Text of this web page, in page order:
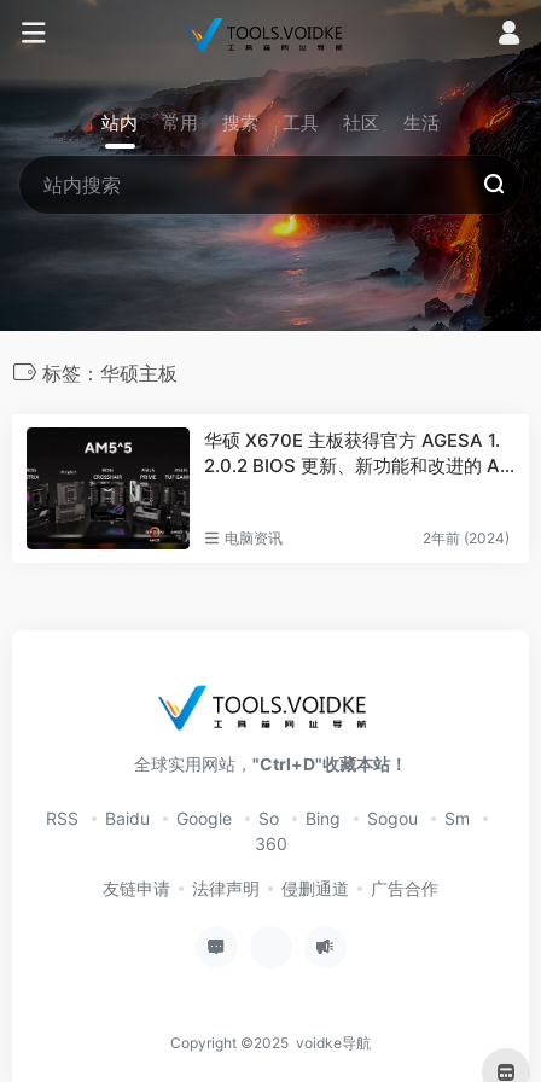
站内 常用 搜索 工具 社区 生活
标签：华硕主板
华硕 X670E 主板获得官方 AGESA 1.
2.0.2 BIOS 更新、新功能和改进的 A
电脑资讯 2年前 (2024)
全球实用网站， "Ctrl+D"收藏本站！
RSS Baidu Google So Bing Sogou
Sm
360
友链申请 法律声明 侵删通道 广告合作
Copyright ©2025 voidke导航